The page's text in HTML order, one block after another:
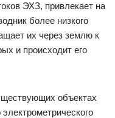
ЭХЗ, привлекает на
более низкого
их через землю к
и происходит его
объектах